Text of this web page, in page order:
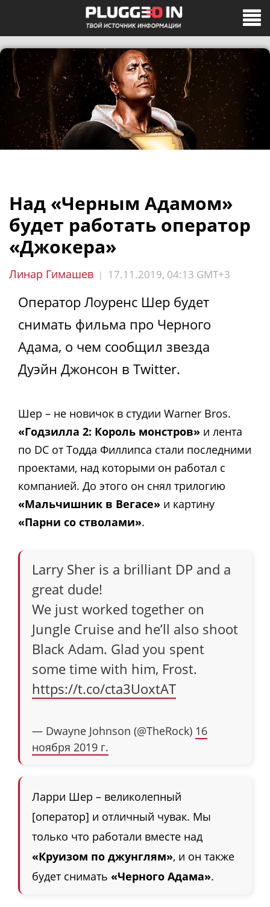
Над «Черным Адамом»
будет работать оператор
«Джокера»
Линар Гимашев | 17.11.2019, 04:13 GMT+3
Оператор Лоуренс Шер будет
снимать фильма про Черного
Адама, о чем сообщил звезда
Дуэйн Джонсон в Twitter.
Шер – не новичок в студии Warner Bros.
«Годзилла 2: Король монстров» и лента
по DC от Тодда Филлипса стали последними
проектами, над которыми он работал с
компанией. До этого он снял трилогию
«Мальчишник в Вегасе» и картину
«Парни со стволами».
Larry Sher is a brilliant DP and a
great dude!
We just worked together on
Jungle Cruise and he’ll also shoot
Black Adam. Glad you spent
some time with him, Frost.
https://t.co/cta3UoxtAT
— Dwayne Johnson (@TheRock) 16
ноября 2019 г.
Ларри Шер – великолепный
[оператор] и отличный чувак. Мы
только что работали вместе над
«Круизом по джунглям», и он также
будет снимать «Черного Адама».